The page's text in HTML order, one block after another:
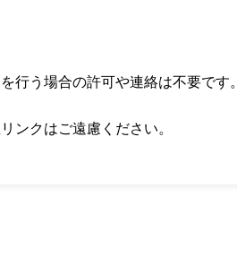
行う場合の許可や連絡は不要です。
ンクはご遠慮ください。